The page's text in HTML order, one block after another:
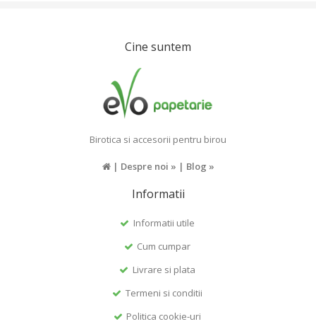
Cine suntem
Birotica si accesorii pentru birou
| Despre noi » | Blog »
Informatii
Informatii utile
Cum cumpar
Livrare si plata
Termeni si conditii
Politica cookie-uri